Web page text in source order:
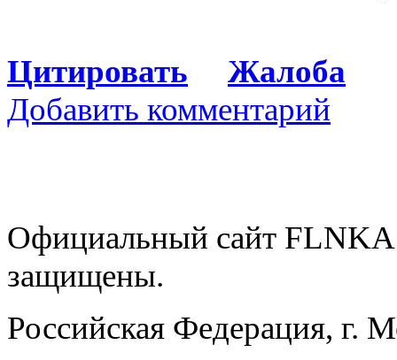
Цитировать
Жалоба
Добавить комментарий
Официальный сайт
защищены.
Российская Федерация, г.